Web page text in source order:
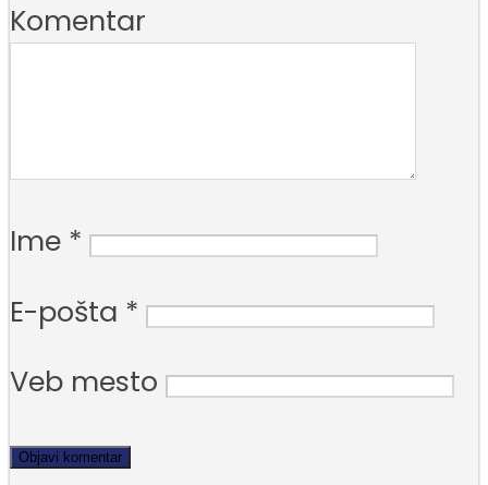
Komentar
Ime *
E-pošta *
Veb mesto